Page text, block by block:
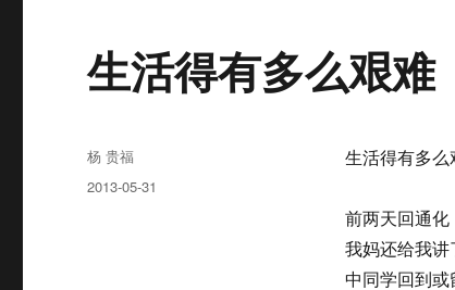
生活得有多么艰难
生活得有多么
前两天回通化
我妈还给我
中同学回到
Author
杨 贵福
Posted
2013-05-31